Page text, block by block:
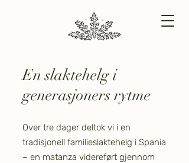
En slaktehelg i
generasjoners rytme
Over tre dager deltok vi i en
tradisjonell familieslaktehelg i Spania
– en matanza videreført gjennom